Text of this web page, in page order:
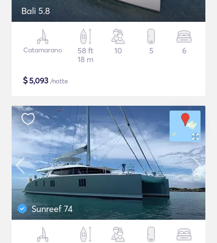
Bali 5.8
Catamarano
58 ft
18 m
10 5 6
$5,093 /notte
Sunreef 74